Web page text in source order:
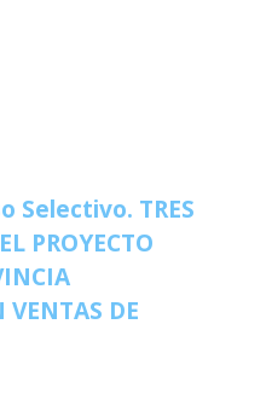
Selectivo. TRES
PROYECTO
VENTAS DE